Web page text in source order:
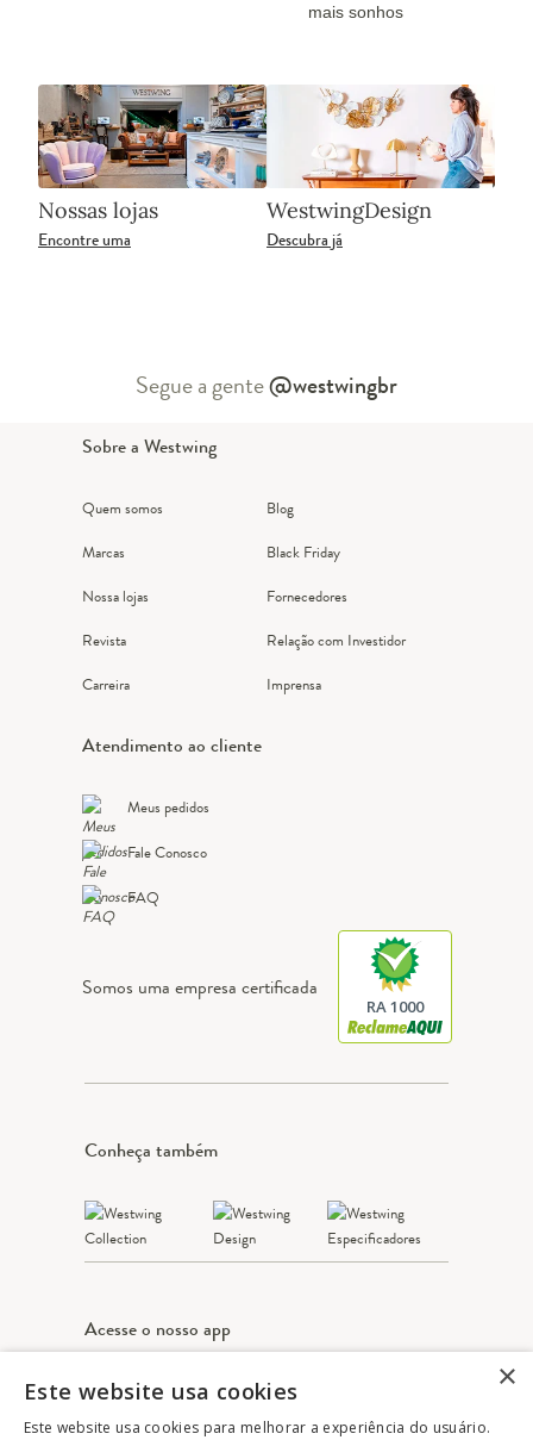
mais sonhos
Nossas lojas
Encontre uma
WestwingDesign
Descubra já
Segue a gente@westwingbr
Sobre a Westwing
Quem somos
Marcas
Nossa lojas
Revista
Carreira
Blog
Black Friday
Fornecedores
Relação com Investidor
Imprensa
Atendimento ao cliente
Meus pedidos
Fale Conosco
FAQ
Somos uma empresa certificada
RA 1000
Conheça também
Acesse o nosso app
Apple Store Google play
×
Este website usa cookies
Este website usa cookies para melhorar a experiência do usuário.